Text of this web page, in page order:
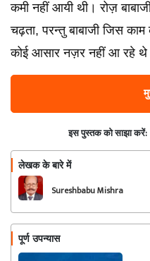
कमी नहीं आयी थी। रोज़
चढ़ता, परन्तु बाबाजी जिस
कोई आसार नज़र नहीं आ रहे
इस पुस्तक को साझा करें:
लेखक के बारे में
Sureshbabu Mishra
पूर्ण उपन्यास